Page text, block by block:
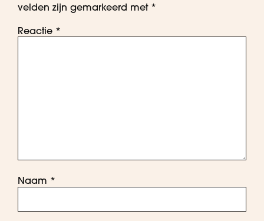
velden zijn gemarkeerd met *
Reactie *
Naam *